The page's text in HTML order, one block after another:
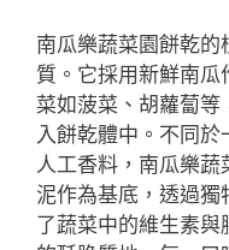
南瓜樂蔬菜園餅乾
質。它採用新鮮南瓜
菜如菠菜、胡蘿蔔等
入餅乾體中。不同
人工香料，南瓜樂蔬
泥作為基底，透過獨
了蔬菜中的維生素